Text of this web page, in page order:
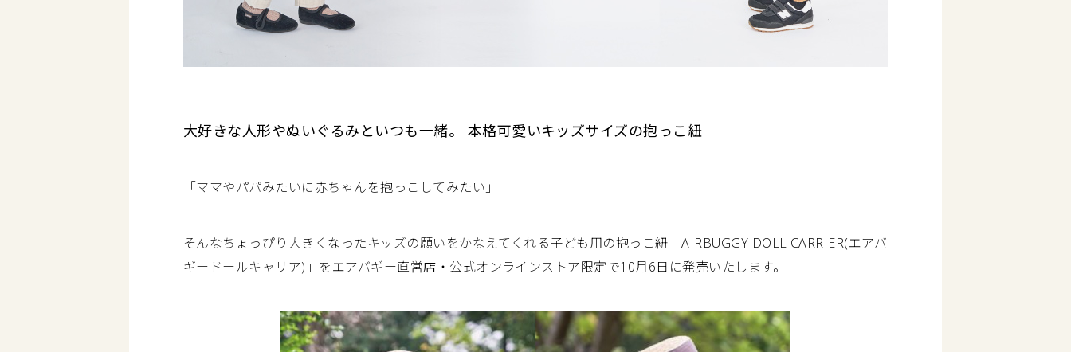
大好きな人形やぬいぐるみといつも一緒。 本格可愛いキッズサイズの抱っこ紐
「ママやパパみたいに赤ちゃんを抱っこしてみたい」
そんなちょっぴり大きくなったキッズの願いをかなえてくれる子ども用の抱っこ紐「AIRBUGGY DOLL CARRIER(エアバ
ギードールキャリア)」をエアバギー直営店・公式オンラインストア限定で10月6日に発売いたします。